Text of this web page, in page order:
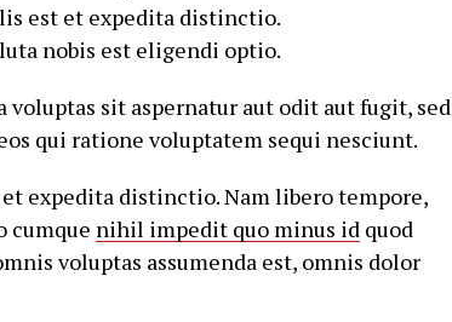
est et expedita distinctio.
nobis est eligendi optio.
sit aspernatur aut odit aut fugit, sed
qui ratione voluptatem sequi nesciunt.
expedita distinctio. Nam libero tempore,
cumque nihil impedit quo minus id quod
voluptas assumenda est, omnis dolor